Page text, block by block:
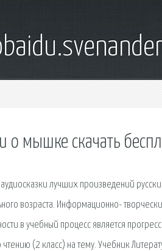
о мышке скачать
лучших произведений
возраста. Информационно-
в учебный процесс является
чтению (2 класс) на тему. Учебник